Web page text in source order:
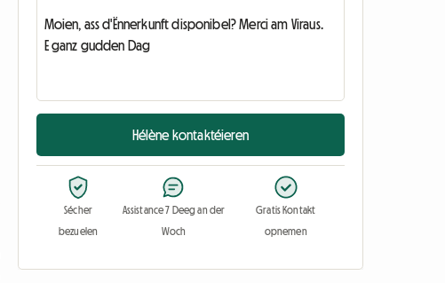
Hélène kontaktéieren
Sécher
bezuelen
Assistance 7 Deeg an der
Woch
Gratis Kontakt
opnemen